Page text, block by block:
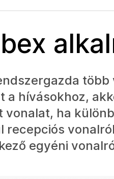
a hívásokhoz,
vonalat, ha
recepciós
egyéni